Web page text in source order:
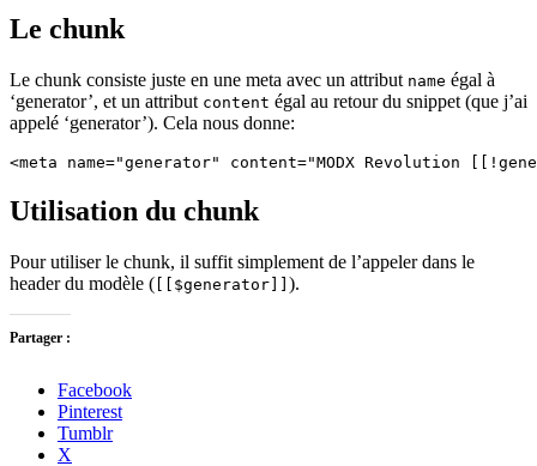
Le chunk
Le chunk consiste juste en une meta avec un attribut name égal à
‘generator’, et un attribut content égal au retour du snippet (que j’ai
appelé ‘generator’). Cela nous donne:
Utilisation du chunk
Pour utiliser le chunk, il suffit simplement de l’appeler dans le
header du modèle ( [[$generator]] ).
Partager :
Facebook
Pinterest
Tumblr
X